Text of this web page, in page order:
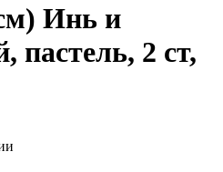
Инь и
2 ст,